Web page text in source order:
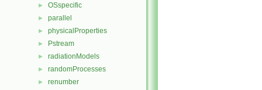
► OSspecific
► parallel
► physicalProperties
► Pstream
► radiationModels
► randomProcesses
► renumber